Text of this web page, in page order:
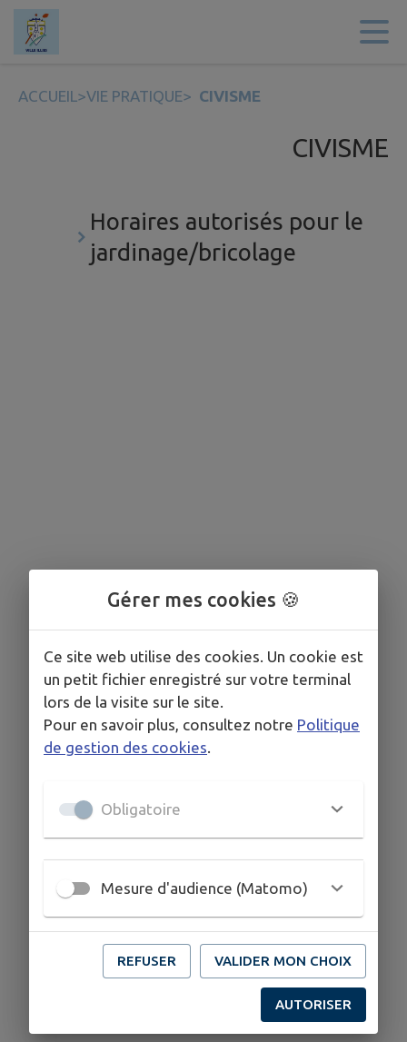
Contenu
ACCUEIL >VIE PRATIQUE> CIVISME
CIVISME
Horaires autorisés pour le
jardinage/bricolage
Gérer mes cookies 🍪
Ce site web utilise des cookies. Un cookie est
un petit fichier enregistré sur votre terminal
lors de la visite sur le site.
Pour en savoir plus, consultez notre Politique
de gestion des cookies
Obligatoire
Mesure d'audience (Matomo)
REFUSER VALIDER MON CHOIX
AUTORISER